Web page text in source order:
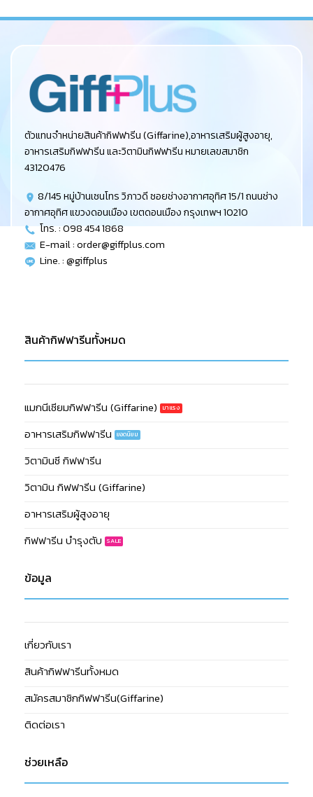
ตัวแทนจำหน่ายสินค้ากิฟฟารีน (Giffarine),อาหารเสริมผู้สูงอายุ,
อาหารเสริมกิฟฟารีน และวิตามินกิฟฟารีน หมายเลขสมาชิก
43120476
8/145 หมู่บ้านเซนโทร วิภาวดี ซอยช่างอากาศอุทิศ 15/1 ถนนช่าง
อากาศอุทิศ แขวงดอนเมือง เขตดอนเมือง กรุงเทพฯ 10210
โทร. : 098 454 1868
E-mail :order@giffplus.com
Line. : @giffplus
สินค้ากิฟฟารีนทั้งหมด
แมกนีเซียมกิฟฟารีน (Giffarine)
อาหารเสริมกิฟฟารีน
วิตามินซี กิฟฟารีน
วิตามิน กิฟฟารีน (Giffarine)
อาหารเสริมผู้สูงอายุ
กิฟฟารีน บำรุงตับ
ข้อมูล
เกี่ยวกับเรา
สินค้ากิฟฟารีนทั้งหมด
สมัครสมาชิกกิฟฟารีน(Giffarine)
ติดต่อเรา
ช่วยเหลือ